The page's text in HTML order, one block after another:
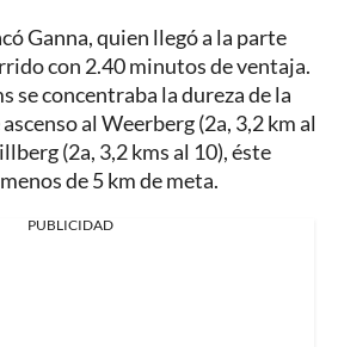
Ganna, quien llegó a la parte
con 2.40 minutos de ventaja.
se concentraba la dureza de la
al Weerberg (2a, 3,2 km al
(2a, 3,2 kms al 10), éste
de 5 km de meta.
PUBLICIDAD